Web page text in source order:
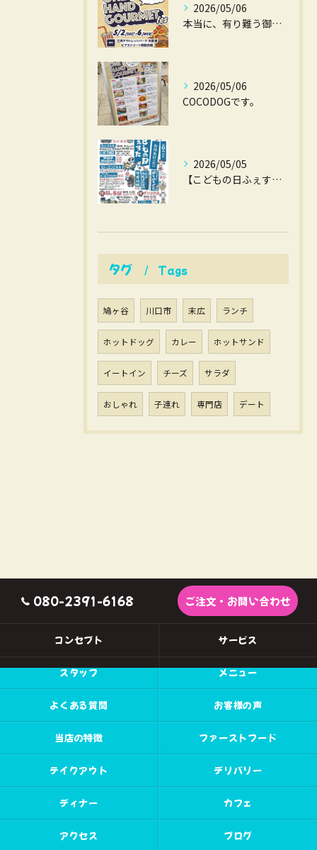
2026/05/06
本当に、有り難う御座いました。
2026/05/06
COCODOGです。
2026/05/05
【こどもの日ふぇすた】
タグ Tags
鳩ヶ谷 川口市 末広 ランチ
ホットドッグ カレー ホットサンド
イートイン チーズ サラダ
おしゃれ 子連れ 専門店 デート
080-2391-6168 ご注文・お問い合わせ
コンセプト サービス
スタッフ メニュー
よくある質問 お客様の声
当店の特徴 ファーストフード
テイクアウト デリバリー
ディナー カフェ
アクセス ブログ